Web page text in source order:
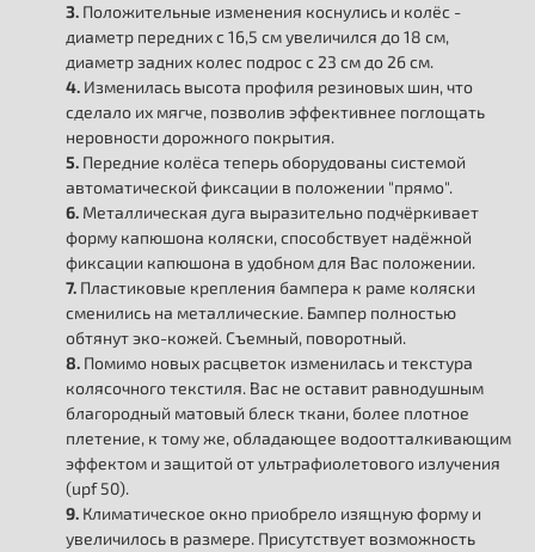
3. Положительные изменения коснулись и колёс -
диаметр передних с 16,5 см увеличился до 18 см,
диаметр задних колес подрос с 23 см до 26 см.
4. Изменилась высота профиля резиновых шин, что
сделало их мягче, позволив эффективнее поглощать
неровности дорожного покрытия.
5. Передние колёса теперь оборудованы системой
автоматической фиксации в положении "прямо".
6. Металлическая дуга выразительно подчёркивает
форму капюшона коляски, способствует надёжной
фиксации капюшона в удобном для Вас положении.
7. Пластиковые крепления бампера к раме коляски
сменились на металлические. Бампер полностью
обтянут эко-кожей. Съемный, поворотный.
8. Помимо новых расцветок изменилась и текстура
колясочного текстиля. Вас не оставит равнодушным
благородный матовый блеск ткани, более плотное
плетение, к тому же, обладающее водоотталкивающим
эффектом и защитой от ультрафиолетового излучения
(upf 50).
9. Климатическое окно приобрело изящную форму и
увеличилось в размере. Присутствует возможность